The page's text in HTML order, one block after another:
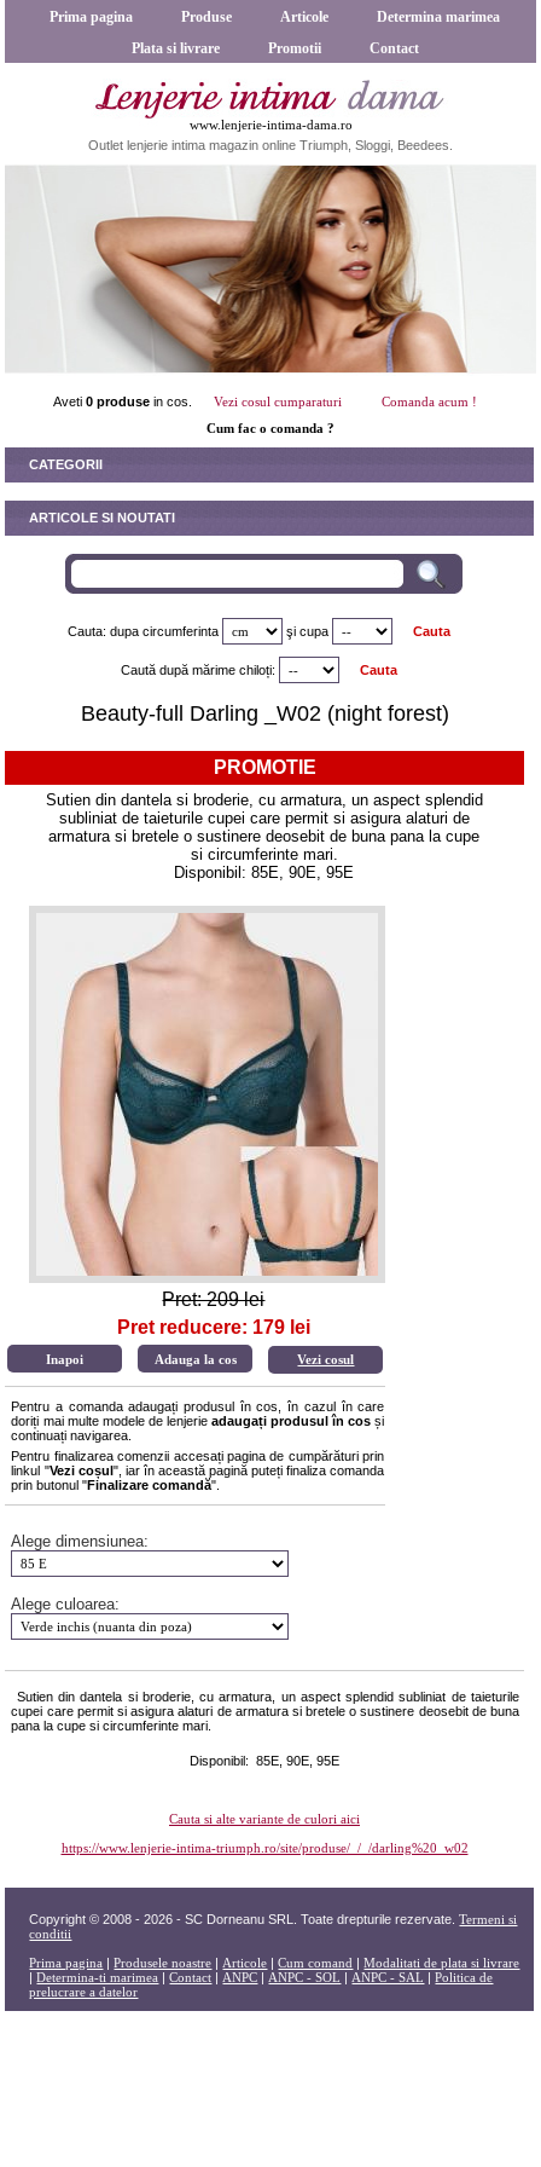
Prima pagina Produse Articole
Determina marimea
Plata si livrare
Promotii Contact
www.lenjerie-intima-dama.ro
Outlet lenjerie intima magazin online Triumph, Sloggi, Beedees.
Aveti 0 produsein cos. Vezi cosul cumparaturi
Comanda acum !
Cum fac o comanda ?
CATEGORII
ARTICOLE SI NOUTATI
Cauta: dupa circumferinta şi cupa
Caută după mărime chiloți:
Beauty-full Darling _W02 (night forest)
PROMOTIE
Sutien din dantela si broderie, cu armatura, un aspect splendid
subliniat de taieturile cupei care permit si asigura alaturi de
armatura si bretele o sustinere deosebit de buna pana la cupe
si circumferinte mari.
Disponibil: 85E, 90E, 95E
Pret: 209 lei
Pret reducere: 179 lei
Vezi cosul
Pentru a comanda adaugați produsul în cos, în cazul în care
doriți mai multe modele de lenjerie adaugați produsul în cos și
continuați navigarea.
Pentru finalizarea comenzii accesați pagina de cumpărături prin
linkul "Vezi coșul", iar în această pagină puteți finaliza comanda
prin butonul "Finalizare comandă".
Alege dimensiunea:
Alege culoarea:
Sutien din dantela si broderie, cu armatura, un aspect splendid subliniat de taieturile
cupei care permit si asigura alaturi de armatura si bretele o sustinere deosebit de buna
pana la cupe si circumferinte mari.
Disponibil: 85E, 90E, 95E
Cauta si alte variante de culori aici
https://www.lenjerie-intima-triumph.ro/site/produse/_/_/darling%20_w02
Copyright © 2008 - 2026 - SC Dorneanu SRL. Toate drepturile rezervate.Termeni si
conditii
Prima pagina |Produsele noastre | Articole |Cum comand |Modalitati de plata si livrare
|Determina-ti marimea |Contact | ANPC | ANPC - SOL | ANPC - SAL |Politica de
prelucrare a datelor